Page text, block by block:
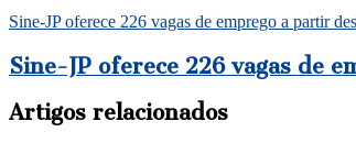
Sine-JP oferece 226 vagas de emprego a partir
Sine-JP oferece 226 vagas de
Artigos relacionados